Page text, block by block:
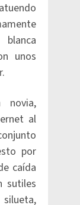
unos
novia,
al
por
caída
sutiles